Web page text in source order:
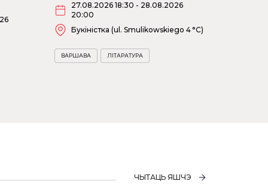
27.08.2026 18:30 - 28.08.2026
20:00
Букіністка (ul. Smulikowskiego 4 °C)
ВАРШАВА ЛІТАРАТУРА
ЧЫТАЦЬ ЯШЧЭ